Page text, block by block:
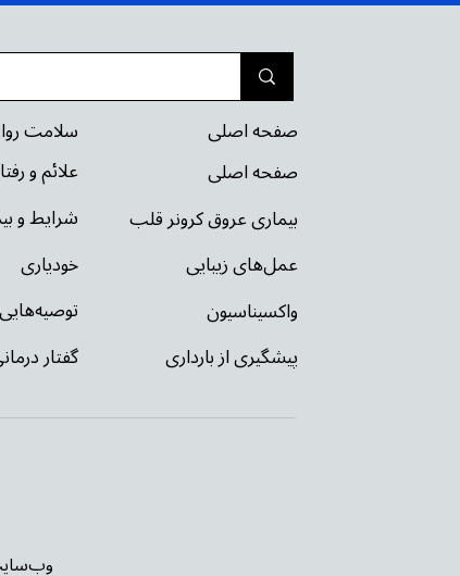
سلامت
علائم و
شرایط و
خودیاری
گفتار
صفحه اصلی
صفحه اصلی
بیماری عروق کرونر قلب
عمل‌های زیبایی
واکسیناسیون
پیشگیری از بارداری